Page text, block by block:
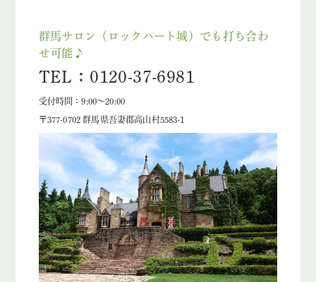
群馬サロン（ロックハート城）でも打ち合わ
せ可能♪
TEL：0120-37-6981
受付時間：9:00～20:00
〒377-0702 群馬県吾妻郡高山村5583-1